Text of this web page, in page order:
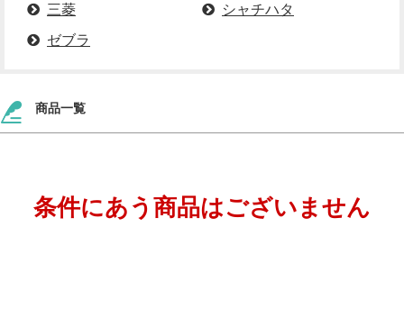
三菱
シャチハタ
ゼブラ
商品一覧
条件にあう商品はございません